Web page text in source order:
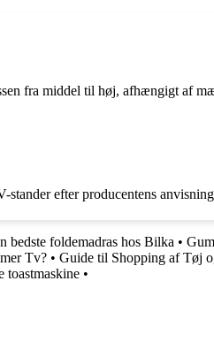
fra middel til høj, afhængigt af
efter producentens
bedste foldemadras hos Bilka •
Tv? • Guide til Shopping af Tøj
toastmaskine •